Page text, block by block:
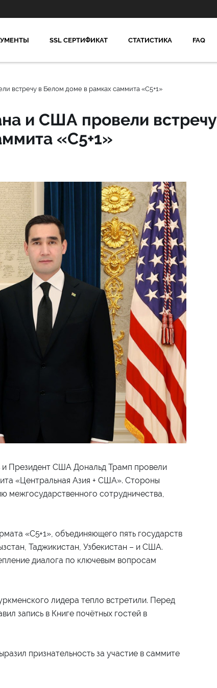
SSL СЕРТИФИКАТ СТАТИСТИКА FAQ
встречу в Белом доме в рамках саммита «C5+1»
и США провели встречу
«C5+1»
Президент США Дональд Трамп провели
«Центральная Азия + США». Стороны
межгосударственного сотрудничества,
«C5+1», объединяющего пять государств
Таджикистан, Узбекистан – и США.
диалога по ключевым вопросам
лидера тепло встретили. Перед
запись в Книге почётных гостей в
признательность за участие в саммите